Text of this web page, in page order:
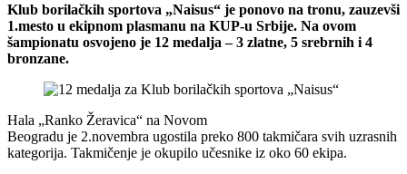
Klub borilačkih sportova „Naisus“ je ponovo na tronu, zauzevši
1.mesto u ekipnom plasmanu na KUP-u Srbije. Na ovom
šampionatu osvojeno je 12 medalja – 3 zlatne, 5 srebrnih i 4
bronzane.
Hala „Ranko Žeravica“ na Novom
Beogradu je 2.novembra ugostila preko 800 takmičara svih uzrasnih
kategorija. Takmičenje je okupilo učesnike iz oko 60 ekipa.